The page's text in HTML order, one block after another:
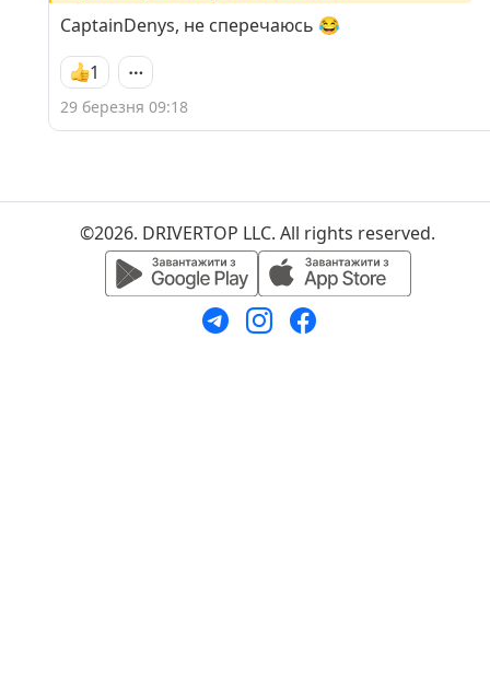
CaptainDenys, не сперечаюсь 😂
1
29 березня 09:18
©2026. DRIVERTOP LLC. All rights reserved.